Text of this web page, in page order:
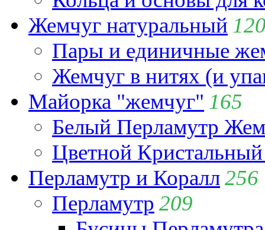
Жемчуг натуральный
Пары и единичные
Жемчуг в нитях (и
Майорка "жемчуг" 165
Белый Перламутр
Цветной
Перламутр и Коралл256
Перламутр 209